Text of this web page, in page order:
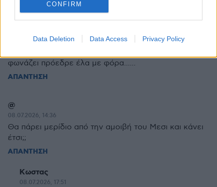
CONFIRM
Data Deletion Data Access Privacy Policy
08.07.2026, 14:55
φωνάζει πρόεδρε έλα με φόρα......
ΑΠΑΝΤΗΣΗ
@
08.07.2026, 14:36
Θα πάρει μερίδιο από την αμοιβή του Μεσι και κάνει
έτσι;;
ΑΠΑΝΤΗΣΗ
Κωστας
08.07.2026, 17:51